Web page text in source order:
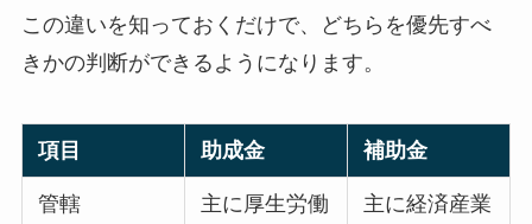
この違いを知っておくだけで、どちらを優先すべ
きかの判断ができるようになります。
項目 助成金 補助金
管轄
主に厚生労働
主に経済産業